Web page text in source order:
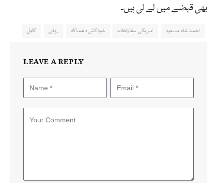
بھی قبضے میں لے لی ہیں۔
احمد شاہ مسعود امریکی سفارتخانہ خودکش دھماکہ ریلی کابل
LEAVE A REPLY